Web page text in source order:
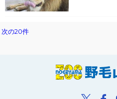
次の20件